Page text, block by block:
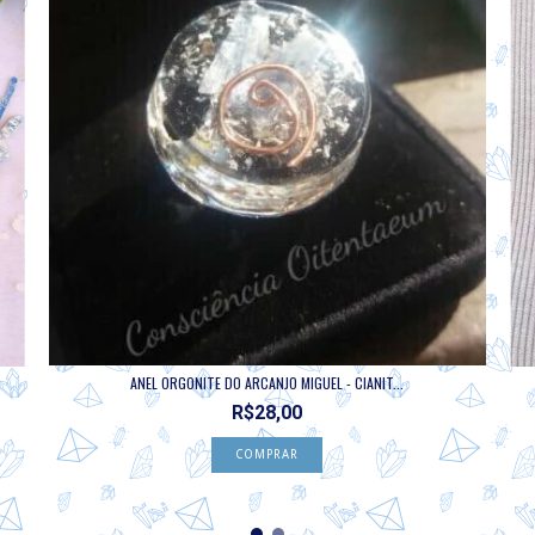
ANEL ORGONITE DO ARCANJO MIGUEL - CIANIT...
R$28,00